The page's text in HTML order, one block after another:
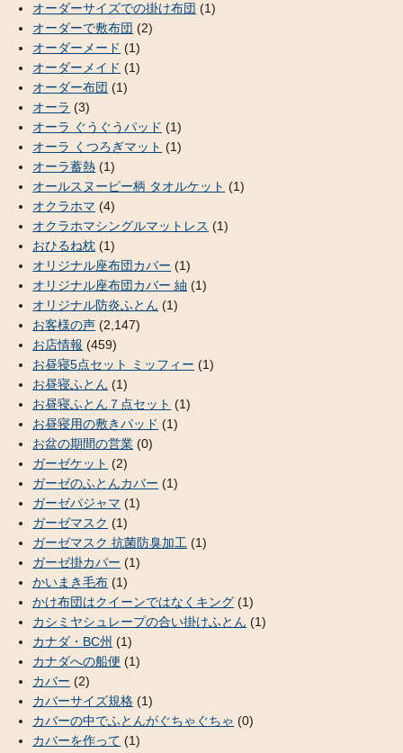
オーダーサイズでの掛け布団 (1)
オーダーで敷布団 (2)
オーダーメード (1)
オーダーメイド (1)
オーダー布団 (1)
オーラ (3)
オーラ ぐうぐうパッド (1)
オーラ くつろぎマット (1)
オーラ蓄熱 (1)
オールスヌーピー柄 タオルケット (1)
オクラホマ (4)
オクラホマシングルマットレス (1)
おひるね枕 (1)
オリジナル座布団カバー (1)
オリジナル座布団カバー 紬 (1)
オリジナル防炎ふとん (1)
お客様の声 (2,147)
お店情報 (459)
お昼寝5点セット ミッフィー (1)
お昼寝ふとん (1)
お昼寝ふとん７点セット (1)
お昼寝用の敷きパッド (1)
お盆の期間の営業 (0)
ガーゼケット (2)
ガーゼのふとんカバー (1)
ガーゼパジャマ (1)
ガーゼマスク (1)
ガーゼマスク 抗菌防臭加工 (1)
ガーゼ掛カバー (1)
かいまき毛布 (1)
かけ布団はクイーンではなくキング (1)
カシミヤシュレープの合い掛けふとん (1)
カナダ・BC州 (1)
カナダへの船便 (1)
カバー (2)
カバーサイズ規格 (1)
カバーの中でふとんがぐちゃぐちゃ (0)
カバーを作って (1)